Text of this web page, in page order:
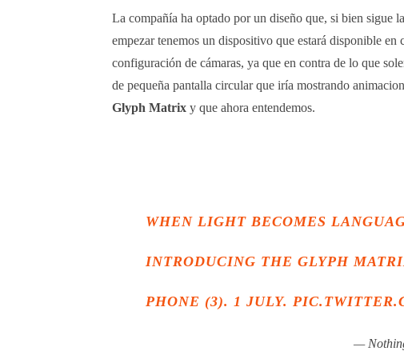
La compañía ha optado por un diseño que, si bien sigue
empezar tenemos un dispositivo que estará disponible
configuración de cámaras, ya que en contra de lo que
de pequeña pantalla circular que iría mostrando
Glyph Matrix y que ahora entendemos.
WHEN LIGHT BECOMES
INTRODUCING THE GLYPH
PHONE (3). 1 JULY.
—